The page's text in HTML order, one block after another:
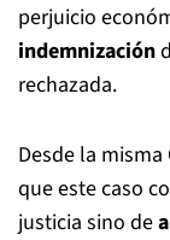
perjuicio
indemnización
rechazada.
Desde la
que este caso
justicia sino de